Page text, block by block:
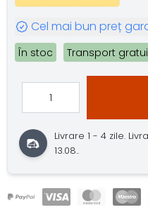
Cel mai bun preț
În stoc Transport
Livrare 1 - 4 zile.
13.08..